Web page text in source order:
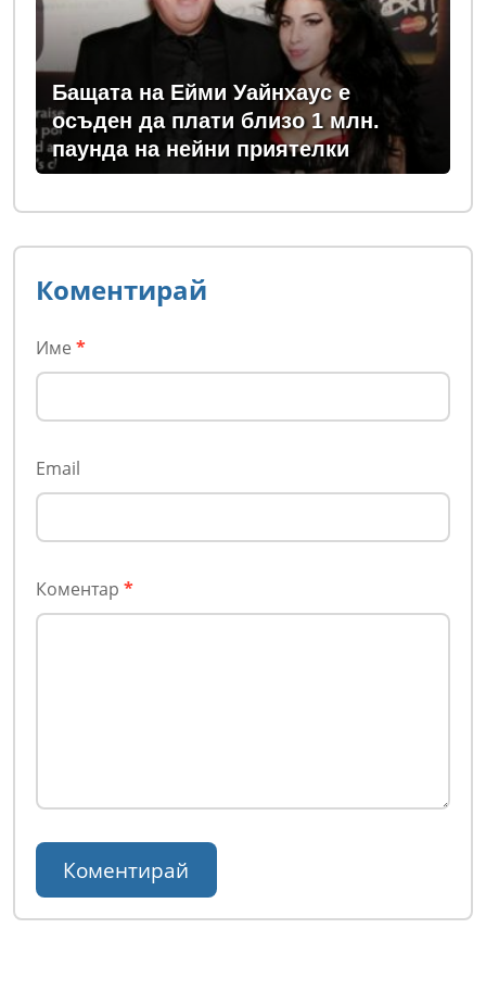
Бащата на Ейми Уайнхаус е
осъден да плати близо 1 млн.
паунда на нейни приятелки
Коментирай
Име *
Email
Коментар *